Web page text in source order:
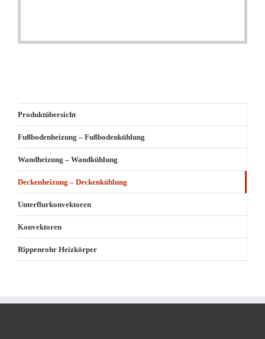
Produktübersicht
Fußbodenheizung – Fußbodenkühlung
Wandheizung – Wandkühlung
Deckenheizung – Deckenkühlung
Unterflurkonvektoren
Konvektoren
Rippenrohr Heizkörper